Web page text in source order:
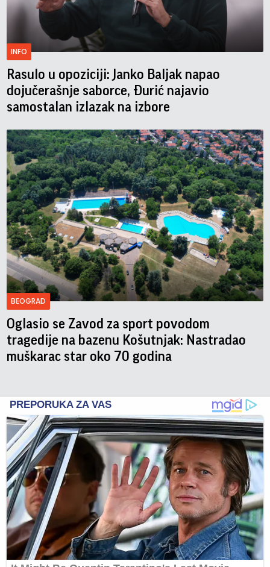
INFO
Rasulo u opoziciji: Janko Baljak napao
dojučerašnje saborce, Đurić najavio
samostalan izlazak na izbore
BEOGRAD
Oglasio se Zavod za sport povodom
tragedije na bazenu Košutnjak: Nastradao
muškarac star oko 70 godina